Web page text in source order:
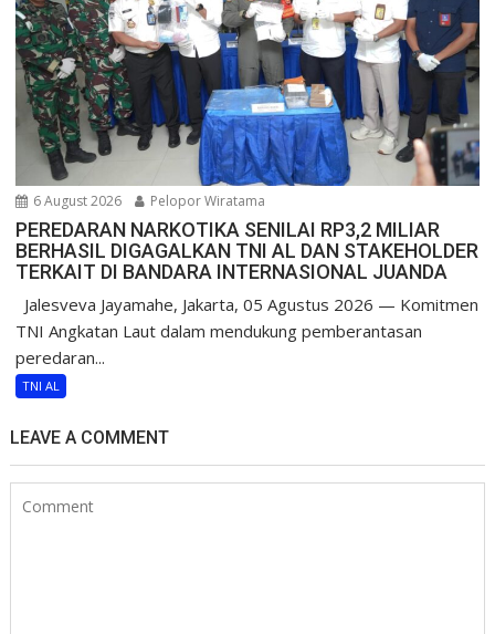
6 August 2026 Pelopor Wiratama
PEREDARAN NARKOTIKA SENILAI RP3,2 MILIAR
BERHASIL DIGAGALKAN TNI AL DAN STAKEHOLDER
TERKAIT DI BANDARA INTERNASIONAL JUANDA
Jalesveva Jayamahe, Jakarta, 05 Agustus 2026 — Komitmen
TNI Angkatan Laut dalam mendukung pemberantasan
peredaran...
TNI AL
LEAVE A COMMENT